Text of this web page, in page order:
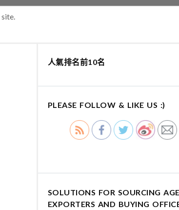
site.
人氣排名前10名
PLEASE FOLLOW & LIKE US :)
SOLUTIONS FOR SOURCING
EXPORTERS AND BUYING